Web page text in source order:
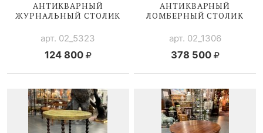
АНТИКВАРНЫЙ
ЖУРНАЛЬНЫЙ СТОЛИК
арт. 02_5323
124 800
АНТИКВАРНЫЙ
ЛОМБЕРНЫЙ СТОЛИК
арт. 02_1306
378 500